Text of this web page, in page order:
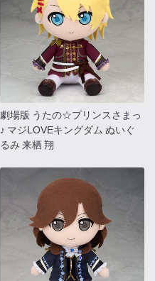
劇場版 うたの☆プリンスさまっ
♪ マジLOVEキングダム ぬいぐ
るみ 来栖 翔